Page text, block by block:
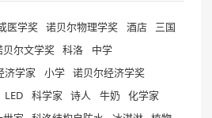
医学奖 诺贝尔物理学奖 酒店
三国
贝尔文学奖 科洛
中学
济学家 小学 诺贝尔经济学奖
LED 科学家 诗人 牛奶
化学家